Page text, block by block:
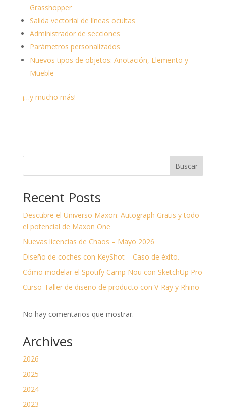
Grasshopper
Salida vectorial de líneas ocultas
Administrador de secciones
Parámetros personalizados
Nuevos tipos de objetos: Anotación, Elemento y
Mueble
¡…y mucho más!
Buscar
Recent Posts
Descubre el Universo Maxon: Autograph Gratis y todo
el potencial de Maxon One
Nuevas licencias de Chaos – Mayo 2026
Diseño de coches con KeyShot – Caso de éxito.
Cómo modelar el Spotify Camp Nou con SketchUp Pro
Curso-Taller de diseño de producto con V-Ray y Rhino
No hay comentarios que mostrar.
Archives
2026
2025
2024
2023